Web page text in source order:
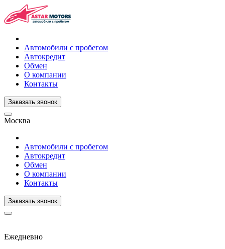
Автомобили с пробегом
Автокредит
Обмен
О компании
Контакты
Заказать звонок
Москва
Автомобили с пробегом
Автокредит
Обмен
О компании
Контакты
Заказать звонок
Ежедневно